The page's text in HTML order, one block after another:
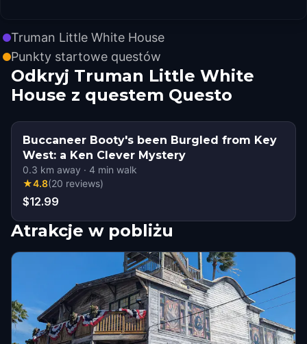
Truman Little White House
Punkty startowe questów
Odkryj Truman Little White
House z questem Questo
Buccaneer Booty's been Burgled from Key
West: a Ken Clever Mystery
0.3 km away · 4 min walk
★4.8(20 reviews)
$12.99
Atrakcje w pobliżu